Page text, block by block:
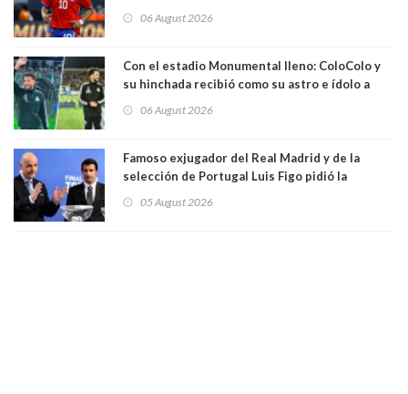
06 August 2026
Con el estadio Monumental lleno: ColoColo y
su hinchada recibió como su astro e ídolo a
06 August 2026
Famoso exjugador del Real Madrid y de la
selección de Portugal Luis Figo pidió la
comportamiento más bajo y cobarde que he
05 August 2026